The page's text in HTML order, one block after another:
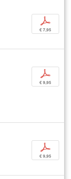
p
€ 7,95
p
€ 9,95
p
€ 9,95